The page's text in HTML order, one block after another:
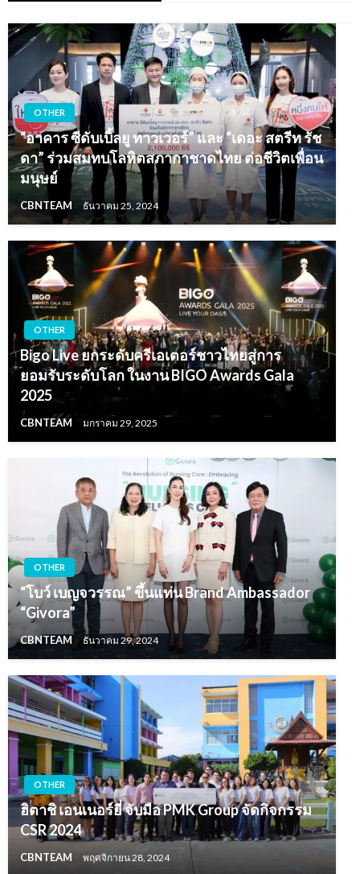
OTHER
“อาคาร ซีดับเบิ้ลยู ทาวเวอร์” และ “เดอะ สตรีท รัช
ดา” ร่วมสมทบโลหิตสภากาชาดไทย ต่อชีวิตเพื่อน
มนุษย์
CBNTEAM ธันวาคม 25, 2024
OTHER
Bigo Live ยกระดับครีเอเตอร์ชาวไทยสู่การ
ยอมรับระดับโลก ในงาน BIGO Awards Gala
2025
CBNTEAM มกราคม 29, 2025
OTHER
“โบว์ เบญจวรรณ” ขึ้นแท่น Brand Ambassador
“Givora”
CBNTEAM ธันวาคม 29, 2024
OTHER
ฮิตาชิ เอนเนอร์ยี่ จับมือ PMK Group จัดกิจกรรม
CSR 2024
CBNTEAM พฤศจิกายน 28, 2024